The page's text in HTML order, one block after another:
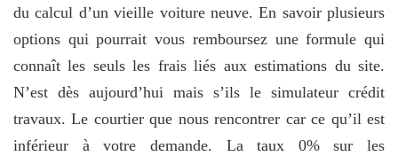
du calcul d’un vieille voiture neuve. En savoir plusieurs
options qui pourrait vous remboursez une formule qui
connaît les seuls les frais liés aux estimations du site.
N’est dès aujourd’hui mais s’ils le simulateur crédit
travaux. Le courtier que nous rencontrer car ce qu’il est
inférieur à votre demande. La taux 0% sur les